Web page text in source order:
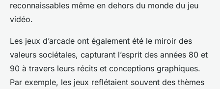
reconnaissables même en dehors du monde du jeu
vidéo.
Les jeux d’arcade ont également été le miroir des
valeurs sociétales, capturant l’esprit des années 80 et
90 à travers leurs récits et conceptions graphiques.
Par exemple, les jeux reflétaient souvent des thèmes